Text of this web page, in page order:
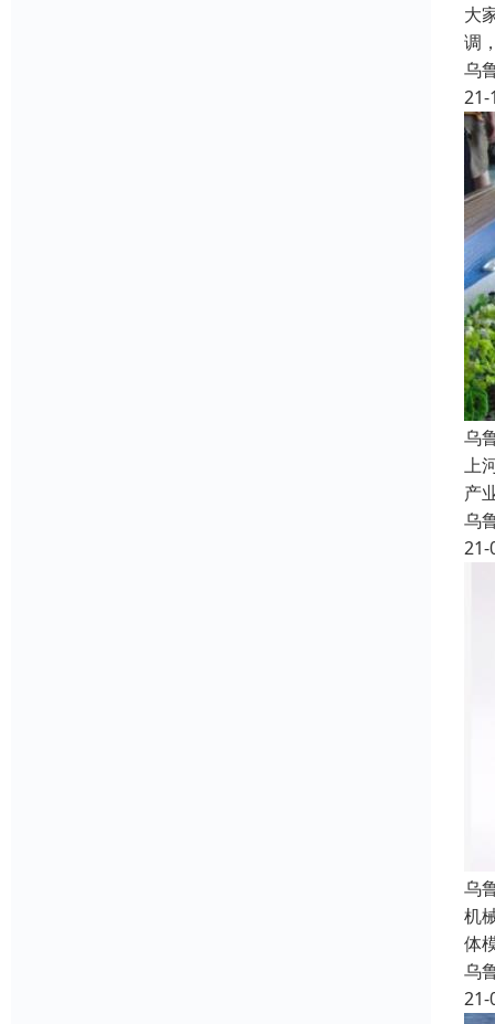
大
调
乌
21-
乌
上
产
乌
21-
乌
机
体
乌
21-